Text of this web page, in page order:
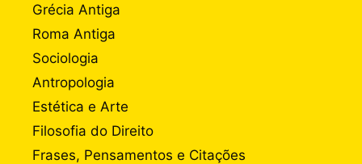
Grécia Antiga
Roma Antiga
Sociologia
Antropologia
Estética e Arte
Filosofia do Direito
Frases, Pensamentos e Citações